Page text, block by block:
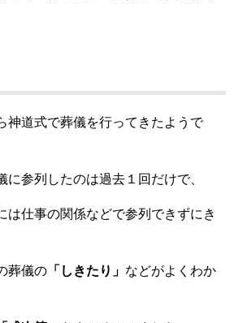
神道式で葬儀を行ってきたようで
に参列したのは過去１回だけで、
は仕事の関係などで参列できずにき
葬儀の 「しきたり」 などがよくわか